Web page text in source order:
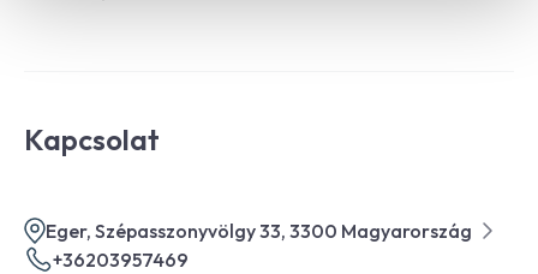
Kapcsolat
Eger, Szépasszonyvölgy 33, 3300 Magyarország
+36203957469